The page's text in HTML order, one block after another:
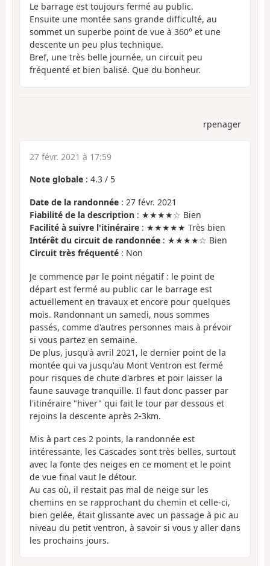
Le barrage est toujours fermé au public.
Ensuite une montée sans grande difficulté, au
sommet un superbe point de vue à 360° et une
descente un peu plus technique.
Bref, une très belle journée, un circuit peu
fréquenté et bien balisé. Que du bonheur.
rpenager
27 févr. 2021 à 17:59
Note globale : 4.3 / 5
Date de la randonnée : 27 févr. 2021
Fiabilité de la description : ★★★★☆ Bien
Facilité à suivre l'itinéraire : ★★★★★ Très bien
Intérêt du circuit de randonnée : ★★★★☆ Bien
Circuit très fréquenté : Non
Je commence par le point négatif : le point de
départ est fermé au public car le barrage est
actuellement en travaux et encore pour quelques
mois. Randonnant un samedi, nous sommes
passés, comme d'autres personnes mais à prévoir
si vous partez en semaine.
De plus, jusqu'à avril 2021, le dernier point de la
montée qui va jusqu'au Mont Ventron est fermé
pour risques de chute d'arbres et poir laisser la
faune sauvage tranquille. Il faut donc passer par
l'itinéraire "hiver" qui fait le tour par dessous et
rejoins la descente après 2-3km.
Mis à part ces 2 points, la randonnée est
intéressante, les Cascades sont très belles, surtout
avec la fonte des neiges en ce moment et le point
de vue final vaut le détour.
Au cas où, il restait pas mal de neige sur les
chemins en se rapprochant du chemin et celle-ci,
bien gelée, était glissante avec un passage à pic au
niveau du petit ventron, à savoir si vous y aller dans
les prochains jours.